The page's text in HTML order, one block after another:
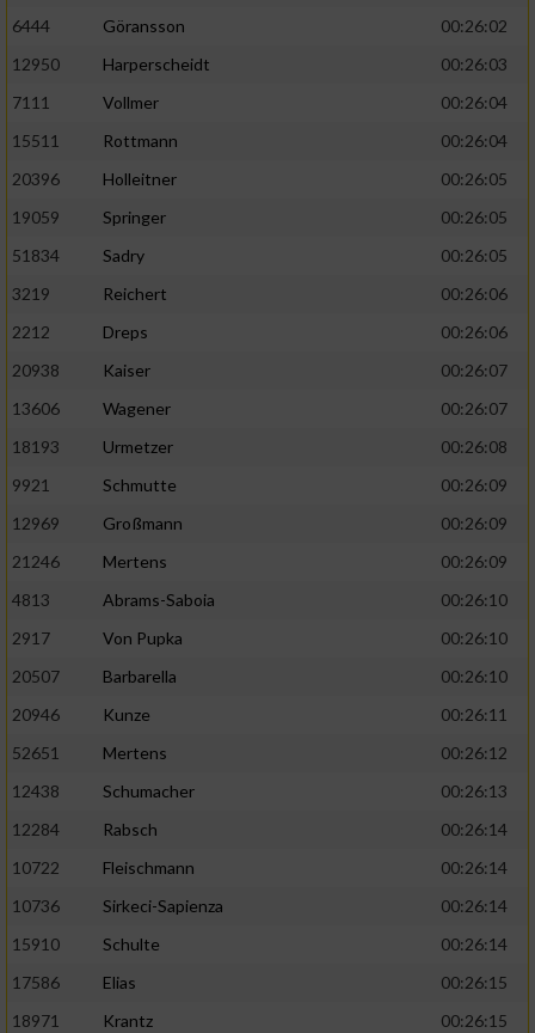
6444
Göransson
00:26:02
12950
Harperscheidt
00:26:03
7111
Vollmer
00:26:04
15511
Rottmann
00:26:04
20396
Holleitner
00:26:05
19059
Springer
00:26:05
51834
Sadry
00:26:05
3219
Reichert
00:26:06
2212
Dreps
00:26:06
20938
Kaiser
00:26:07
13606
Wagener
00:26:07
18193
Urmetzer
00:26:08
9921
Schmutte
00:26:09
12969
Großmann
00:26:09
21246
Mertens
00:26:09
4813
Abrams-Saboia
00:26:10
2917
Von Pupka
00:26:10
20507
Barbarella
00:26:10
20946
Kunze
00:26:11
52651
Mertens
00:26:12
12438
Schumacher
00:26:13
12284
Rabsch
00:26:14
10722
Fleischmann
00:26:14
10736
Sirkeci-Sapienza
00:26:14
15910
Schulte
00:26:14
17586
Elias
00:26:15
18971
Krantz
00:26:15